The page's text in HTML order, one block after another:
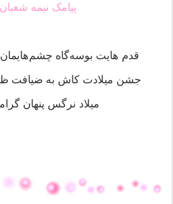
پیامک نیمه شعبان
قدم ‌هایت بوسه‌گاه
جشن میلادت کاش به ضیافت
میلاد نرگس پنهان